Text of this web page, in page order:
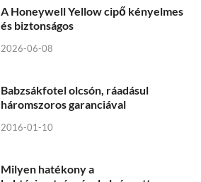
A Honeywell Yellow cipő kényelmes
és biztonságos
2026-06-08
Babzsákfotel olcsón, ráadásul
háromszoros garanciával
2016-01-10
Milyen hatékony a